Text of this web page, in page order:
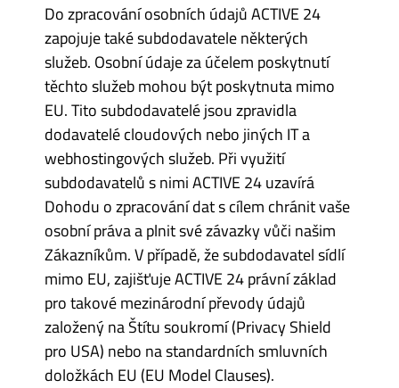
Do zpracování osobních údajů ACTIVE 24
zapojuje také subdodavatele některých
služeb. Osobní údaje za účelem poskytnutí
těchto služeb mohou být poskytnuta mimo
EU. Tito subdodavatelé jsou zpravidla
dodavatelé cloudových nebo jiných IT a
webhostingových služeb. Při využití
subdodavatelů s nimi ACTIVE 24 uzavírá
Dohodu o zpracování dat s cílem chránit vaše
osobní práva a plnit své závazky vůči našim
Zákazníkům. V případě, že subdodavatel sídlí
mimo EU, zajišťuje ACTIVE 24 právní základ
pro takové mezinárodní převody údajů
založený na Štítu soukromí (Privacy Shield
pro USA) nebo na standardních smluvních
doložkách EU (EU Model Clauses).